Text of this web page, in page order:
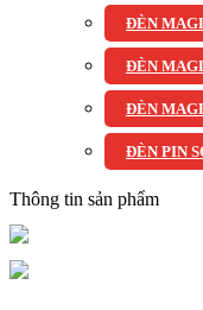
ĐÈN
ĐÈN
ĐÈN
ĐÈN PIN
Thông tin sản phẩm